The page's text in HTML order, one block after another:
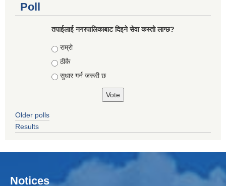
Poll
तपाईलाई नगरपालिकाबाट दिइने सेवा कस्तो लाग्छ?
Choices
राम्रो
ठीकै
सुधार गर्न जरूरी छ
Older polls
Results
Notices